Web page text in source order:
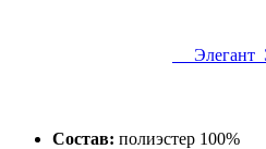
Элегант
Состав: полиэстер 100%